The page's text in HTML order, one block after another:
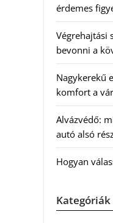
érdemes
Végrehajtási
bevonni a
Nagykerekű
komfort a
Alvázvédő:
autó alsó
Hogyan
Kategóriák